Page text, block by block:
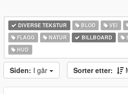
DIVERSE TEKSTUR BLOD VEI
FLAGG
NATUR BILLBOARD
HUD
Siden: I går Sorter etter: